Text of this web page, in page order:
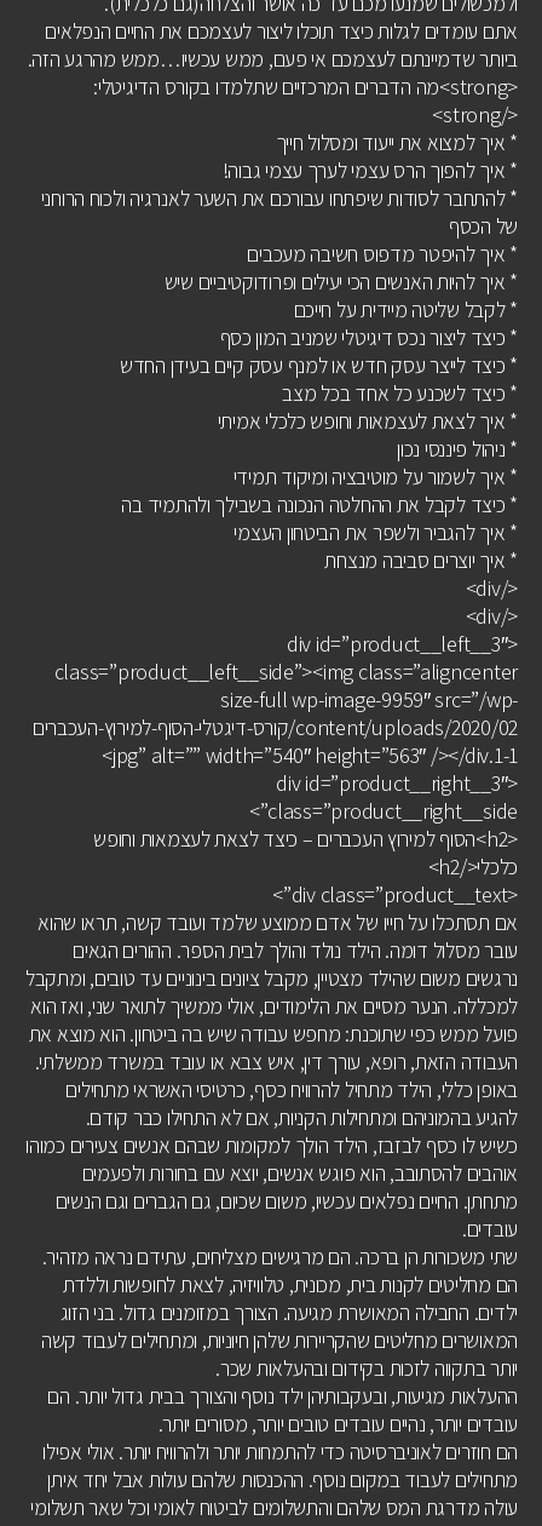
אתם עומדים לגלות כיצד תוכלו ליצור לעצמכם את החיים הנפלאים
ביותר שדמיינתם לעצמכם אי פעם, ממש עכשיו…ממש מהרגע הזה.
<strong>מה הדברים המרכזיים שתלמדו בקורס הדיגיטלי:
</strong>
* איך למצוא את ייעוד ומסלול חייך
* איך להפוך הרס עצמי לערך עצמי גבוה!
* להתחבר לסודות שיפתחו עבורכם את השער לאנרגיה ולכוח הרוחני
של הכסף
* איך להיפטר מדפוס חשיבה מעכבים
* איך להיות האנשים הכי יעילים ופרודוקטיביים שיש
* לקבל שליטה מיידית על חייכם
* כיצד ליצור נכס דיגיטלי שמניב המון כסף
* כיצד לייצר עסק חדש או למנף עסק קיים בעידן החדש
* כיצד לשכנע כל אחד בכל מצב
* איך לצאת לעצמאות וחופש כלכלי אמיתי
* ניהול פיננסי נכון
* איך לשמור על מוטיבציה ומיקוד תמידי
* כיצד לקבל את ההחלטה הנכונה בשבילך ולהתמיד בה
* איך להגביר ולשפר את הביטחון העצמי
* איך יוצרים סביבה מנצחת
</div>
</div>
<div id=”product__left__3″
class=”product__left__side”><img class=”aligncenter
size-full wp-image-9959″ src=”/wp-
content/uploads/2020/02/קורס-דיגטלי-הסוף-למירוץ-העכברים
1-1.jpg” alt=”” width=”540″ height=”563″ /></div>
<div id=”product__right__3″
class=”product__right__side”>
<h2>הסוף למירוץ העכברים – כיצד לצאת לעצמאות וחופש
כלכלי</h2>
<div class=”product__text”>
אם תסתכלו על חייו של אדם ממוצע שלמד ועובד קשה, תראו שהוא
עובר מסלול דומה. הילד נולד והולך לבית הספר. ההורים הגאים
נרגשים משום שהילד מצטיין, מקבל ציונים בינוניים עד טובים, ומתקבל
למכללה. הנער מסיים את הלימודים, אולי ממשיך לתואר שני, ואז הוא
פועל ממש כפי שתוכנת: מחפש עבודה שיש בה ביטחון. הוא מוצא את
העבודה הזאת, רופא, עורך דין, איש צבא או עובד במשרד ממשלתי.
באופן כללי, הילד מתחיל להרוויח כסף, כרטיסי האשראי מתחילים
להגיע בהמוניהם ומתחילות הקניות, אם לא התחילו כבר קודם.
כשיש לו כסף לבזבז, הילד הולך למקומות שבהם אנשים צעירים כמוהו
אוהבים להסתובב, הוא פוגש אנשים, יוצא עם בחורות ולפעמים
מתחתן. החיים נפלאים עכשיו, משום שכיום, גם הגברים וגם הנשים
עובדים.
שתי משכורות הן ברכה. הם מרגישים מצליחים, עתידם נראה מזהיר.
הם מחליטים לקנות בית, מכונית, טלוויזיה, לצאת לחופשות וללדת
ילדים. החבילה המאושרת מגיעה. הצורך במזומנים גדול. בני הזוג
המאושרים מחליטים שהקריירות שלהן חיוניות, ומתחילים לעבוד קשה
יותר בתקווה לזכות בקידום ובהעלאות שכר.
ההעלאות מגיעות, ובעקבותיהן ילד נוסף והצורך בבית גדול יותר. הם
עובדים יותר, נהיים עובדים טובים יותר, מסורים יותר.
הם חוזרים לאוניברסיטה כדי להתמחות יותר ולהרוויח יותר. אולי אפילו
מתחילים לעבוד במקום נוסף. ההכנסות שלהם עולות אבל יחד איתן
עולה מדרגת המס שלהם והתשלומים לביטוח לאומי וכל שאר תשלומי